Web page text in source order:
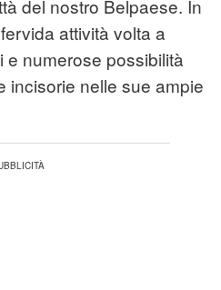
del nostro Belpaese. In
attività volta a
e numerose possibilità
incisorie nelle sue ampie